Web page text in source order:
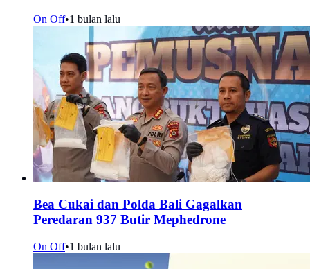
On Off•1 bulan lalu
Bea Cukai dan Polda Bali Gagalkan
Peredaran 937 Butir Mephedrone
On Off•1 bulan lalu